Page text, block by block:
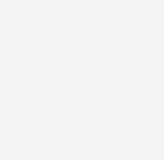
Nord zu nennen. Und Innungen und
ebenso wie in Österreich,
in anderen Nationen der internationalen
Gruppen würden zur
Das gemeinsam definierte
Relevanz des Dachhandwerks in der
bei den jungen Menschen zu erhöhen.